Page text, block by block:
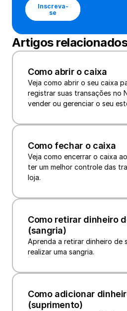
Inscreva-
se
Artigos
Como abrir o caixa
Veja como abrir o seu caixa
registrar suas transações no
vender ou gerenciar o seu
Como fechar o caixa
Veja como encerrar o caixa
ter um melhor controle das
loja.
Como retirar dinheiro
(sangria)
Aprenda a retirar dinheiro de
realizar uma sangria.
Como adicionar
(suprimento)